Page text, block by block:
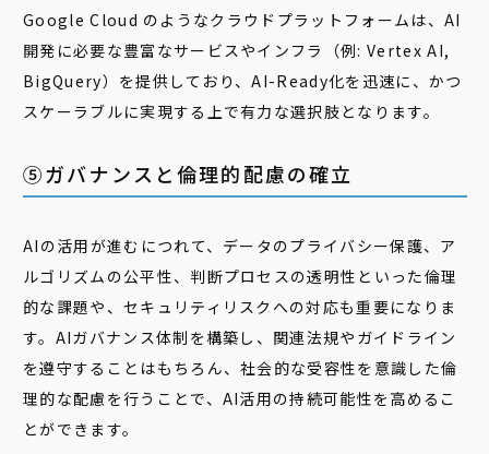
Google Cloud のようなクラウドプラットフォームは、AI
開発に必要な豊富なサービスやインフラ（例: Vertex AI,
BigQuery）を提供しており、AI-Ready化を迅速に、かつ
スケーラブルに実現する上で有力な選択肢となります。
⑤ガバナンスと倫理的配慮の確立
AIの活用が進むにつれて、データのプライバシー保護、ア
ルゴリズムの公平性、判断プロセスの透明性といった倫理
的な課題や、セキュリティリスクへの対応も重要になりま
す。AIガバナンス体制を構築し、関連法規やガイドライン
を遵守することはもちろん、社会的な受容性を意識した倫
理的な配慮を行うことで、AI活用の持続可能性を高めるこ
とができます。